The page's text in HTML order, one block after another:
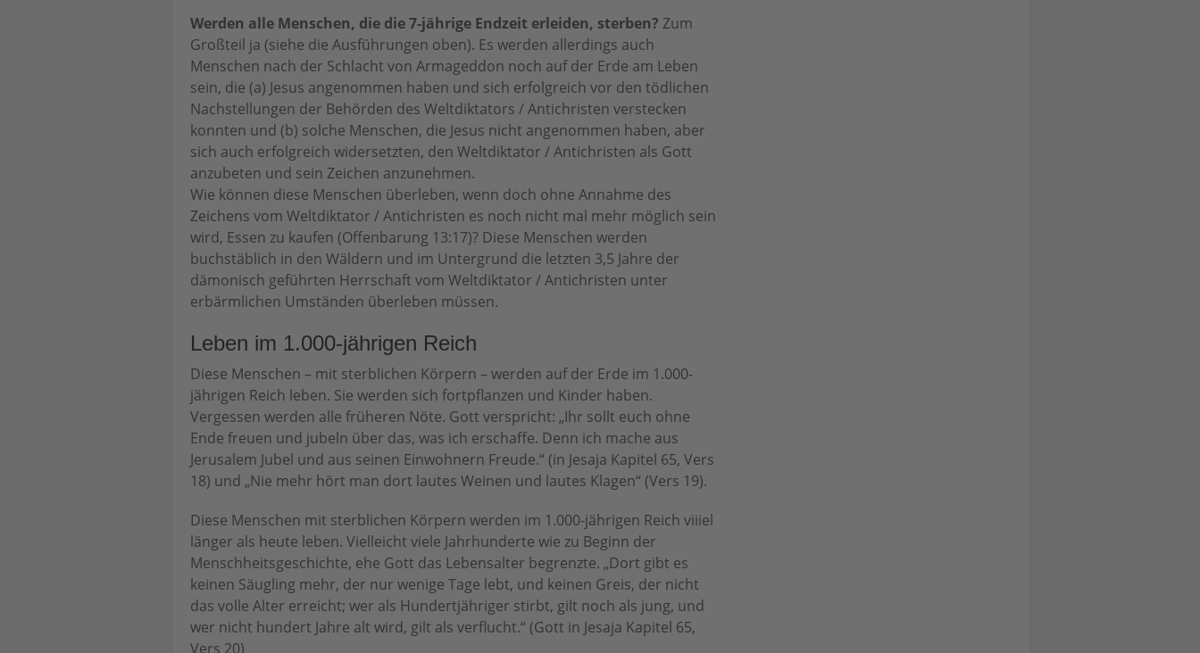
Werden alle Menschen, die die 7-jährige Endzeit erleiden, sterben? Zum
Großteil ja (siehe die Ausführungen oben). Es werden allerdings auch
Menschen nach der Schlacht von Armageddon noch auf der Erde am Leben
sein, die (a) Jesus angenommen haben und sich erfolgreich vor den tödlichen
Nachstellungen der Behörden des Weltdiktators / Antichristen verstecken
konnten und (b) solche Menschen, die Jesus nicht angenommen haben, aber
sich auch erfolgreich widersetzten, den Weltdiktator / Antichristen als Gott
anzubeten und sein Zeichen anzunehmen.
Wie können diese Menschen überleben, wenn doch ohne Annahme des
Zeichens vom Weltdiktator / Antichristen es noch nicht mal mehr möglich sein
wird, Essen zu kaufen (Offenbarung 13:17)? Diese Menschen werden
buchstäblich in den Wäldern und im Untergrund die letzten 3,5 Jahre der
dämonisch geführten Herrschaft vom Weltdiktator / Antichristen unter
erbärmlichen Umständen überleben müssen.
Leben im 1.000-jährigen Reich
Diese Menschen – mit sterblichen Körpern – werden auf der Erde im 1.000-
jährigen Reich leben. Sie werden sich fortpflanzen und Kinder haben.
Vergessen werden alle früheren Nöte. Gott verspricht: „Ihr sollt euch ohne
Ende freuen und jubeln über das, was ich erschaffe. Denn ich mache aus
Jerusalem Jubel und aus seinen Einwohnern Freude.“ (in Jesaja Kapitel 65, Vers
18) und „Nie mehr hört man dort lautes Weinen und lautes Klagen“ (Vers 19).
Diese Menschen mit sterblichen Körpern werden im 1.000-jährigen Reich viiiel
länger als heute leben. Vielleicht viele Jahrhunderte wie zu Beginn der
Menschheitsgeschichte, ehe Gott das Lebensalter begrenzte. „Dort gibt es
keinen Säugling mehr, der nur wenige Tage lebt, und keinen Greis, der nicht
das volle Alter erreicht; wer als Hundertjähriger stirbt, gilt noch als jung, und
wer nicht hundert Jahre alt wird, gilt als verflucht.“ (Gott in Jesaja Kapitel 65,
Vers 20)